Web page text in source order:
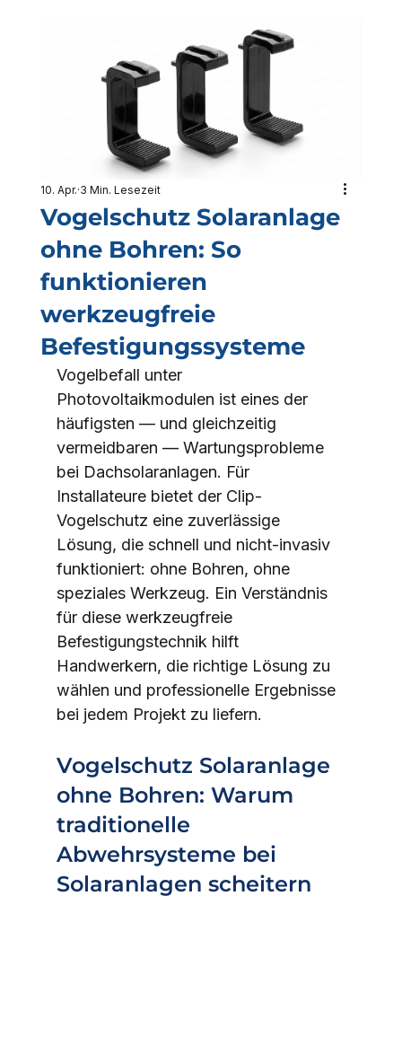
Vogelschutz Solaranlage
ohne Bohren: So
funktionieren
werkzeugfreie
Befestigungssysteme
10. Apr. 3 Min. Lesezeit
Vogelbefall unter
Photovoltaikmodulen ist eines der
häufigsten — und gleichzeitig
vermeidbaren — Wartungsprobleme
bei Dachsolaranlagen. Für
Installateure bietet der Clip-
Vogelschutz eine zuverlässige
Lösung, die schnell und nicht-invasiv
funktioniert: ohne Bohren, ohne
speziales Werkzeug. Ein Verständnis
für diese werkzeugfreie
Befestigungstechnik hilft
Handwerkern, die richtige Lösung zu
wählen und professionelle Ergebnisse
bei jedem Projekt zu liefern.
Vogelschutz Solaranlage
ohne Bohren: Warum
traditionelle
Abwehrsysteme bei
Solaranlagen scheitern